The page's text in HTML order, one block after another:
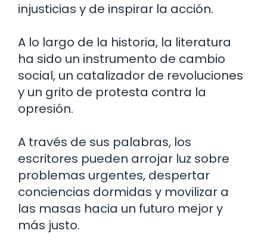
injusticias y de inspirar la acción.
A lo largo de la historia, la literatura
ha sido un instrumento de cambio
social, un catalizador de revoluciones
y un grito de protesta contra la
opresión.
A través de sus palabras, los
escritores pueden arrojar luz sobre
problemas urgentes, despertar
conciencias dormidas y movilizar a
las masas hacia un futuro mejor y
más justo.